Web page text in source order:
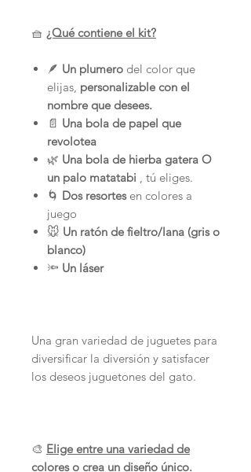
🧺 ¿Qué contiene el kit?
🪶 Un plumero del color que
elijas, personalizable con el
nombre que desees.
📄 Una bola de papel que
revolotea
🌿 Una bola de hierba gatera O
un palo matatabi , tú eliges.
🌀 Dos resortesen colores a
juego
🐭 Un ratón de fieltro/lana (gris o
blanco)
🔦 Un láser
Una gran variedad de juguetes para
diversificar la diversión y satisfacer
los deseos juguetones del gato.
🎨 Elige entre una variedad de
colores o crea un diseño único.